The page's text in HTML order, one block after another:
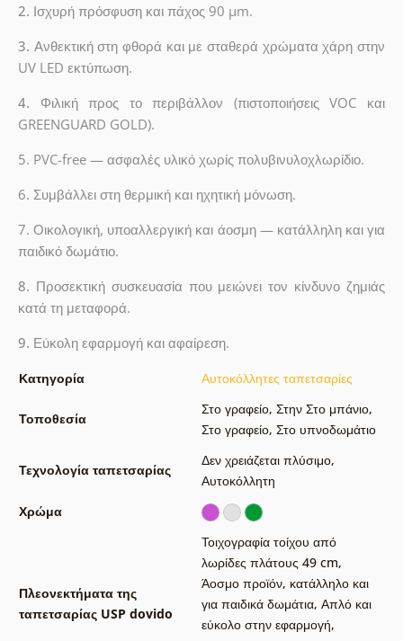
2. Ισχυρή πρόσφυση και πάχος 90 µm.
3. Ανθεκτική στη φθορά και με σταθερά χρώματα χάρη στην
UV LED εκτύπωση.
4. Φιλική προς το περιβάλλον (πιστοποιήσεις VOC και
GREENGUARD GOLD).
5. PVC-free — ασφαλές υλικό χωρίς πολυβινυλοχλωρίδιο.
6. Συμβάλλει στη θερμική και ηχητική μόνωση.
7. Οικολογική, υποαλλεργική και άοσμη — κατάλληλη και για
παιδικό δωμάτιο.
8. Προσεκτική συσκευασία που μειώνει τον κίνδυνο ζημιάς
κατά τη μεταφορά.
9. Εύκολη εφαρμογή και αφαίρεση.
Κατηγορία Αυτοκόλλητες ταπετσαρίες
Τοποθεσία
Στο γραφείο, Στην Στο μπάνιο,
Στο γραφείο, Στο υπνοδωμάτιο
Τεχνολογία ταπετσαρίας
Δεν χρειάζεται πλύσιμο,
Αυτοκόλλητη
Χρώμα
Πλεονεκτήματα της
ταπετσαρίας USP dovido
Τοιχογραφία τοίχου από
λωρίδες πλάτους 49 cm,
Άοσμο προϊόν, κατάλληλο και
για παιδικά δωμάτια, Απλό και
εύκολο στην εφαρμογή,